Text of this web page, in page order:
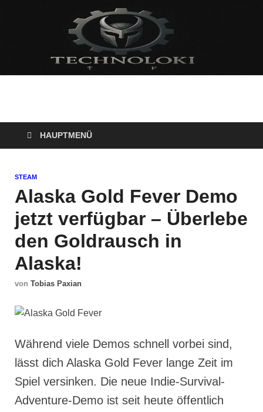
Technoloki: Gaming
und Entertainment
News
Blockbuster, Indie-Perlen und Retro-Klassiker.
HAUPTMENÜ
STEAM
Alaska Gold Fever Demo
jetzt verfügbar – Überlebe
den Goldrausch in
Alaska!
von Tobias Paxian
Während viele Demos schnell vorbei sind,
lässt dich Alaska Gold Fever lange Zeit im
Spiel versinken. Die neue Indie-Survival-
Adventure-Demo ist seit heute öffentlich